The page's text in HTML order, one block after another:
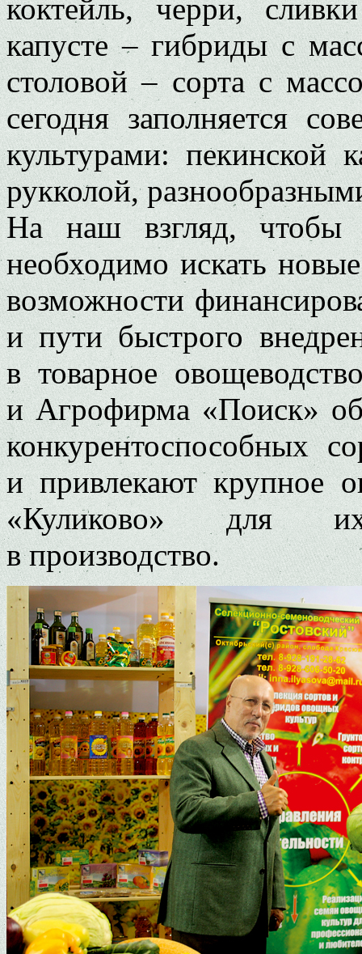
коктейль, черри,
капусте – гибриды с
столовой – сорта с
сегодня заполняется
культурами: пекинской
рукколой,
На наш взгляд, чтобы
необходимо искать
возможности
и пути быстрого
в товарное
и Агрофирма «Поиск»
конкурентоспособных
и привлекают крупное
«Куликово» для
в производство.